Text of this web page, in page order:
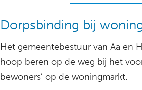
Dorpsbinding bij
Het gemeentebestuur van Aa en
hoop beren op de weg bij het
bewoners’ op de woningmarkt.